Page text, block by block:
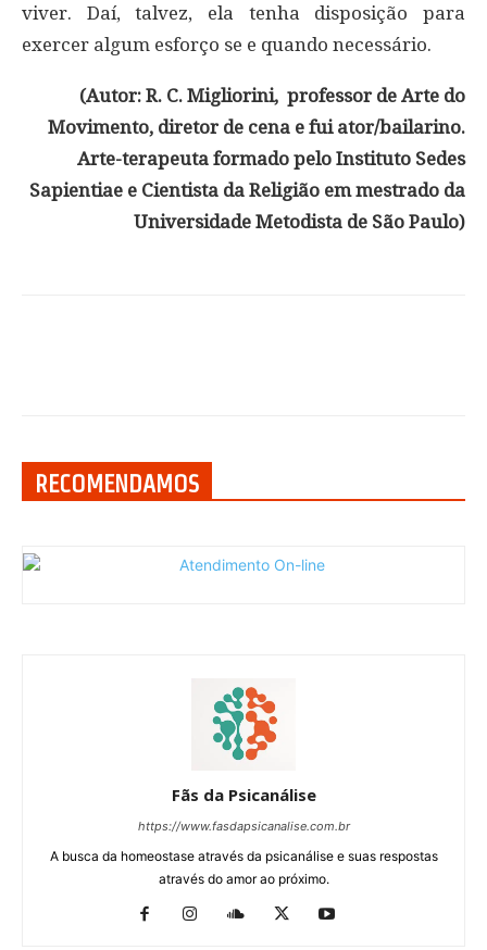
viver. Daí, talvez, ela tenha disposição para
exercer algum esforço se e quando necessário.
(Autor: R. C. Migliorini, professor de Arte do
Movimento, diretor de cena e fui ator/bailarino.
Arte-terapeuta formado pelo Instituto Sedes
Sapientiae e Cientista da Religião em mestrado da
Universidade Metodista de São Paulo)
RECOMENDAMOS
Fãs da Psicanálise
https://www.fasdapsicanalise.com.br
A busca da homeostase através da psicanálise e suas respostas
através do amor ao próximo.